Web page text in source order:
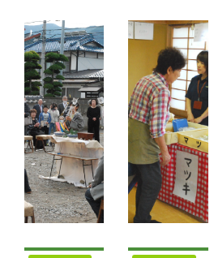
代出
身。
2024年11
月17日
小学校時代
の同級生の和
也と二十年ぶ
りに会うこと
になった。Ｓ
ＮＳで名前を
れのユーモア
作家、P・
G・ウッドハ
ウスの翻訳を
しておりま
す、森村たま
きです。いつ
もは東京でご
活躍